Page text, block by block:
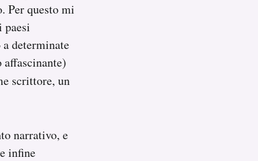
Per questo mi
paesi
determinate
scrittore, un
narrativo, e
infine